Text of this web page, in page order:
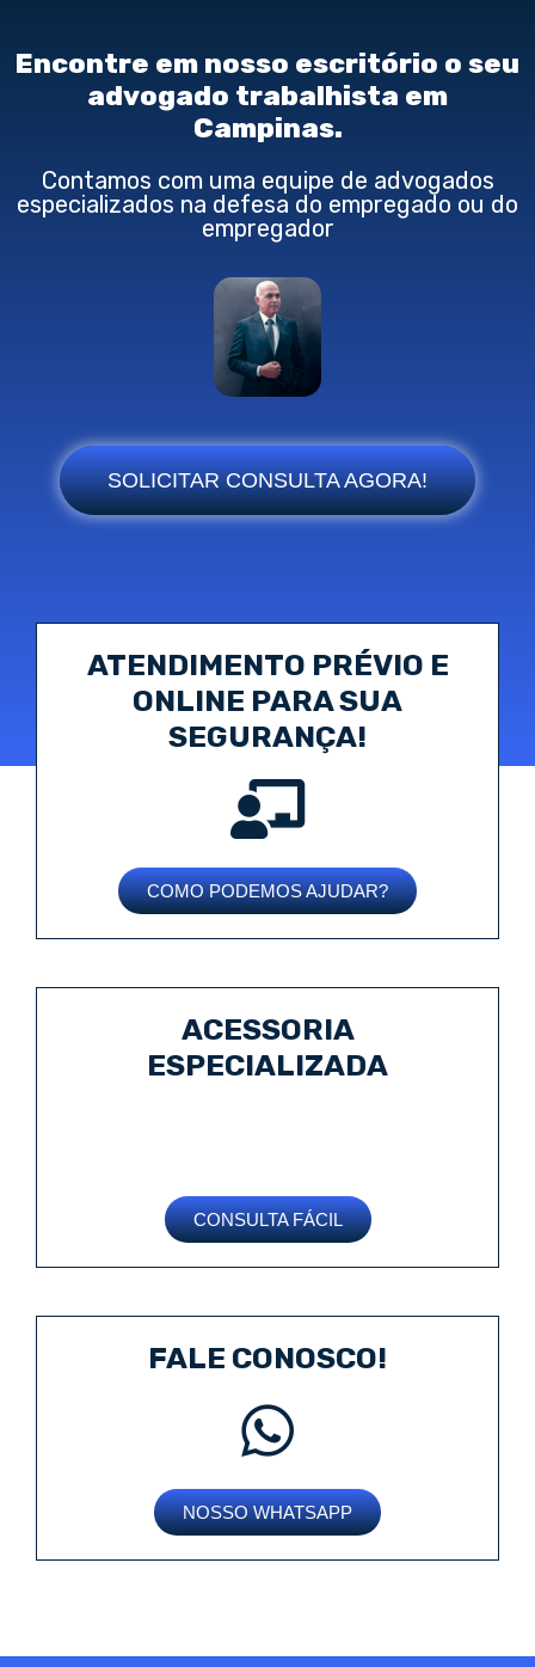
Encontre em nosso escritório o seu
advogado trabalhista em
Campinas.
Contamos com uma equipe de advogados
especializados na defesa do empregado ou do
empregador
SOLICITAR CONSULTA AGORA!
ATENDIMENTO PRÉVIO E
ONLINE PARA SUA
SEGURANÇA!
COMO PODEMOS AJUDAR?
ACESSORIA
ESPECIALIZADA
CONSULTA FÁCIL
FALE CONOSCO!
NOSSO WHATSAPP